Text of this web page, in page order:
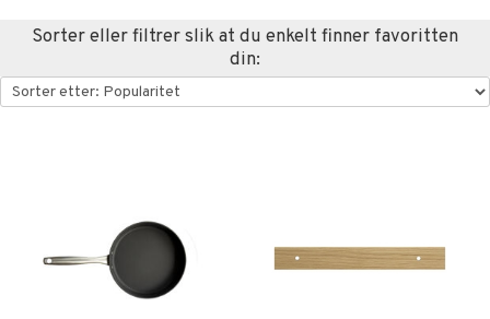
Sorter eller filtrer slik at du enkelt finner favoritten
din:
og elektrisk visper
Te og Espresso
og Bryner
og Rydding
tepper
insektsbeskyttelse